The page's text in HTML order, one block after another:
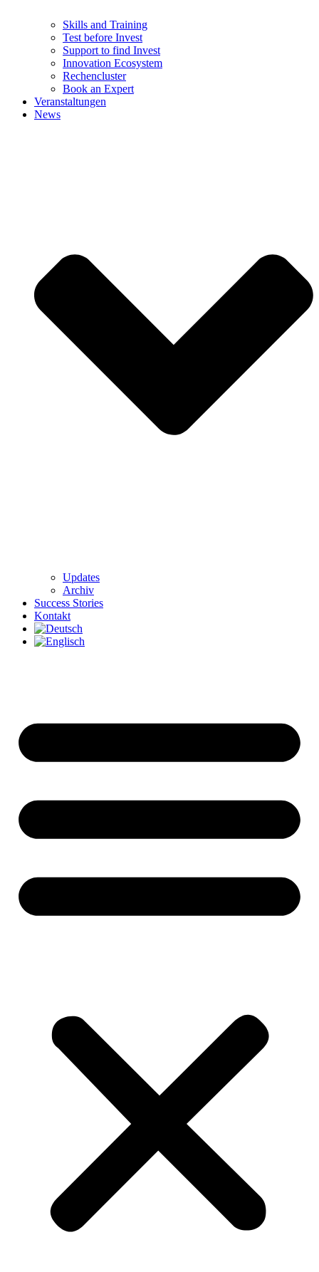
Skills and Training
Test before Invest
Support to find Invest
Innovation Ecosystem
Rechencluster​
Book an Expert
Veranstaltungen
News
Updates
Archiv
Success Stories
Kontakt